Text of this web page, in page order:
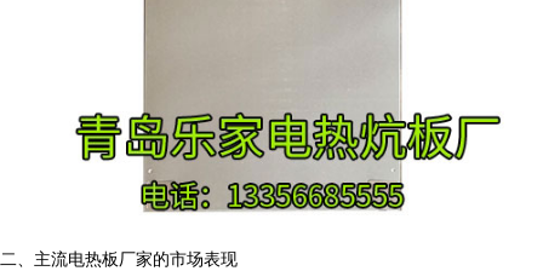
二、主流电热板厂家的市场表现